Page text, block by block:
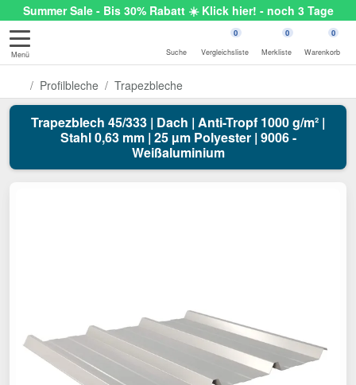
Summer Sale - Bis 30% Rabatt ☀️ Klick hier! - noch 3 Tage
Menü Suche
0
Vergleichsliste
0
Merkliste
0
Warenkorb
Profilbleche Trapezbleche
Trapezblech 45/333 | Dach | Anti-Tropf 1000 g/m² |
Stahl 0,63 mm | 25 µm Polyester | 9006 -
Weißaluminium